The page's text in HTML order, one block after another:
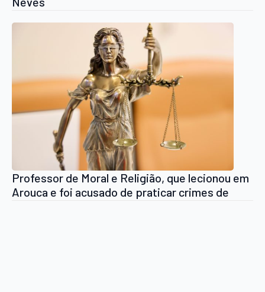
Professor de Moral e Religião, que lecionou em
Arouca e foi acusado de praticar crimes de